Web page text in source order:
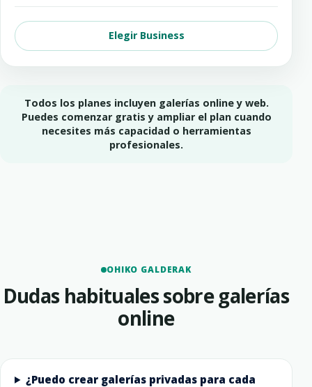
Elegir Business
Todos los planes incluyen galerías online y web.
Puedes comenzar gratis y ampliar el plan cuando
necesites más capacidad o herramientas
profesionales.
OHIKO GALDERAK
Dudas habituales sobre galerías
online
¿Puedo crear galerías privadas para cada